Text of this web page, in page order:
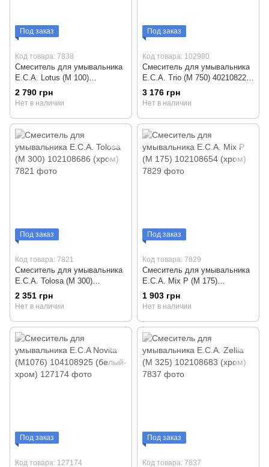
Под заказ
Код товара: 7838
Смеситель для умывальника
E.C.A. Lotus (M 100)
102108693 (хром)
2 790 грн
Нет в наличии
Под заказ
Код товара: 102980
Смеситель для умывальника
E.C.A. Trio (М 750) 402108224
(хром)
3 176 грн
Нет в наличии
Под заказ
Код товара: 7821
Смеситель для умывальника
E.C.A. Tolosa (М 300)
102108686 (хром)
2 351 грн
Нет в наличии
Под заказ
Код товара: 7829
Смеситель для умывальника
E.C.A. Mix P (М 175)
102108654 (хром)
1 903 грн
Нет в наличии
Под заказ
Код товара: 127174
Под заказ
Код товара: 7837